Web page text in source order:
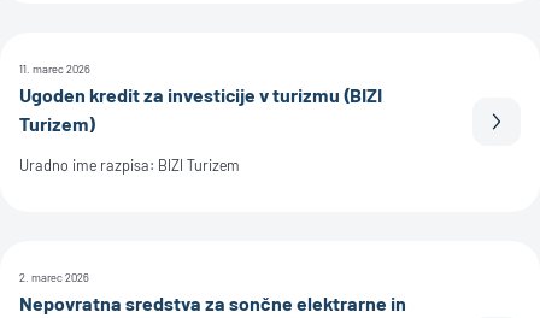
11. marec 2026
Ugoden kredit za investicije v turizmu (BIZI
Turizem)
Uradno ime razpisa: BIZI Turizem
2. marec 2026
Nepovratna sredstva za sončne elektrarne in